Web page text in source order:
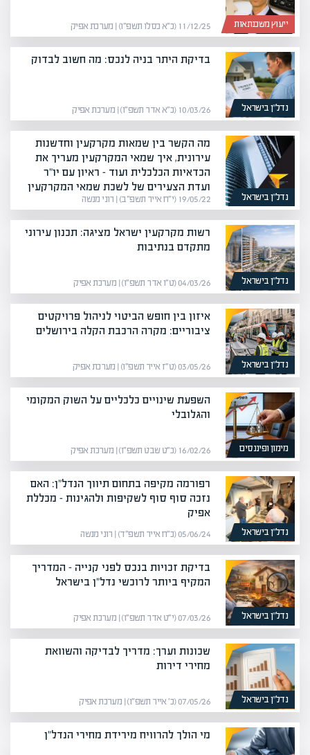
ייעוץ משכנתאות 11/12/25 (כ״א כסלו תשפ״ו) | מערכת אפיק
נדל”ן בישראל
בדיקת היתר בניה לנכס: מה חשוב לבדוק
10/03/26 (כ״א אדר תשפ״ו) | מערכת אפיק
נדל”ן בישראל
מה הקשר בין שמאות מקרקעין וחדשנות
עירונית, איך שמאי המקרקעין מעריך את
הכדאיות הכלכלית ועוד – ראיון עם יו"ר
ועדת הצעירים של לשכת שמאי המקרקעין
19/05/22 (י״ח אייר תשפ״ב) | רוני מנשה
נדל”ן בישראל
רשות מקרקעין ישראל מציגה: תכנון עירוני
מתקדם בנתיבות
04/03/26 (ט״ו אדר תשפ״ו) | מערכת אפיק
נדל”ן בישראל
איזון בין חופש הביטוי לניהול פרויקטים
ציבוריים: מקרה הרכבת הקלה בירושלים
03/05/26 (ט״ז אייר תשפ״ו) | מערכת אפיק
מימון ופיננסים
השפעת שינויים כלכליים על השוק המקומי
והגלובלי
16/02/26 (כ״ט שבט תשפ״ו) | מערכת אפיק
נדל”ן בישראל
רפורמה מקיפה בתחום תיווך הנדל"ן: האם
נזכה סוף סוף לשקיפות ולהגינות – מכללת
אפיק
05/06/24 (כ״ח אייר תשפ״ד) | רוני מנשה
נדל”ן בישראל
בדיקת זכויות בנכס לפני קנייה – המדריך
המקיף ביותר לרוכשי נדל"ן בישראל
07/03/26 (י״ט אדר תשפ״ו) | מערכת אפיק
נדל”ן בישראל
שכונות וערך: מדריך לבדיקה והשוואת
מחירי דירות
07/05/26 (כ׳ אייר תשפ״ו) | מערכת אפיק
מי הולך להרוויח מירידת מחירי הנדל"ן